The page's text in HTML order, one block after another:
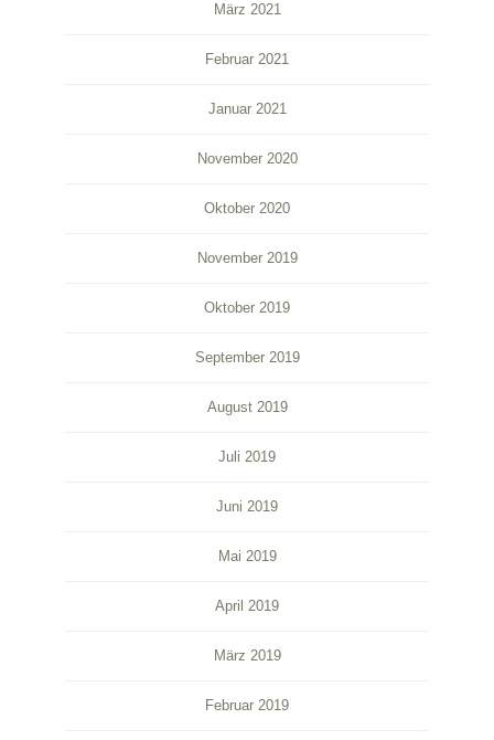
März 2021
Februar 2021
Januar 2021
November 2020
Oktober 2020
November 2019
Oktober 2019
September 2019
August 2019
Juli 2019
Juni 2019
Mai 2019
April 2019
März 2019
Februar 2019